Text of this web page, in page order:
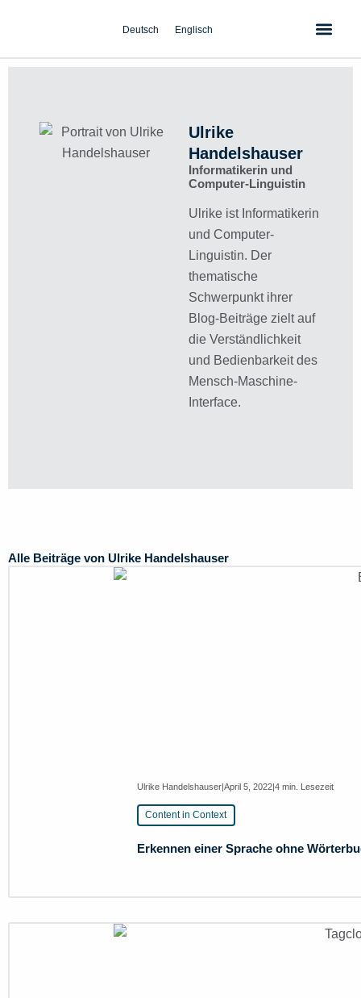
Deutsch Englisch
Ulrike
Handelshauser
Informatikerin und
Computer-Linguistin
Ulrike ist Informatikerin
und Computer-
Linguistin. Der
thematische
Schwerpunkt ihrer
Blog-Beiträge zielt auf
die Verständlichkeit
und Bedienbarkeit des
Mensch-Maschine-
Interface.
Alle Beiträge von Ulrike Handelshauser
Ulrike Handelshauser|April 5, 2022|4 min. Lesezeit
Content in Context
Erkennen einer Sprache ohne